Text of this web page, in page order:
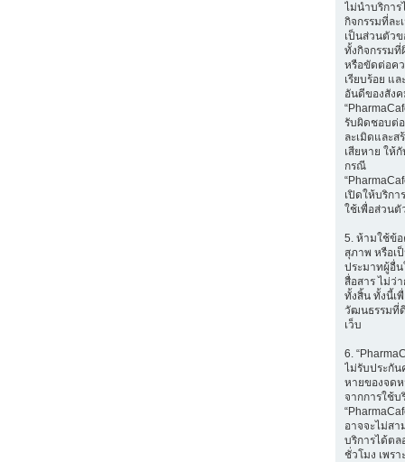
ไม่นำบริการ
กิจกรรมที่ละ
เป็นส่วนตัว
ทั้งกิจกรรม
หรือขัดต่อค
เรียบร้อย แ
อันดีของสัง
รับผิดชอบต่
ละเมิดและส
เสียหาย ให้
กรณี
เปิดให้บริกา
ใช้เพื่อส่วนตั
5. ห้ามใช้ข้
สุภาพ หรือเ
ประมาทผู้อื่น
สื่อสาร ไม่ว่
ทั้งสิ้น ทั้งนี้เ
วัฒนธรรมที่
เว็บ
6.
ไม่รับประกัน
หายของจด
จากการใช้บ
อาจจะไม่สา
บริการได้ตล
ชั่วโมง เพรา